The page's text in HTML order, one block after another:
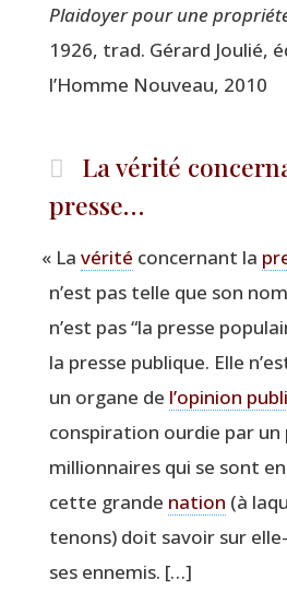
Plai­doyer pour une
1926, trad. Gérard Jou­lié,
l’Homme Nou­veau, 2010
La vérité
presse…
« La véri­té concer­nant la
n’est pas telle que son
n’est pas“la presse
la presse publique. Elle
un organe de l’o­pi­nion
conspi­ra­tion our­die par
mil­lion­naires qui se sont
cette grande nation (à
te­nons) doit savoir sur
ses ennemis. […]